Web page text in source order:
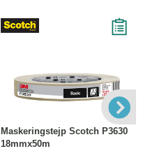
Maskeringstejp Scotch P3630
18mmx50m
Köp Läs mer